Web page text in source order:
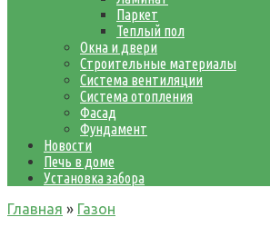
Паркет
Теплый пол
Окна и двери
Строительные материалы
Система вентиляции
Система отопления
Фасад
Фундамент
Новости
Печь в доме
Установка забора
Главная » Газон